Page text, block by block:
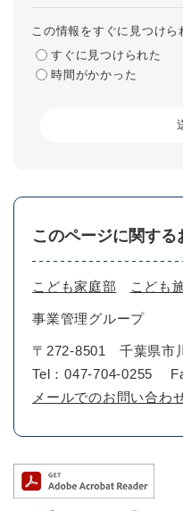
この情報をすぐに見つけら
すぐに見つけられた
時間がかかった
このページに関す
こども家庭部 こども
事業管理グループ
〒272-8501
千葉県市
Tel：047-704-0255
メールでのお問い合わ